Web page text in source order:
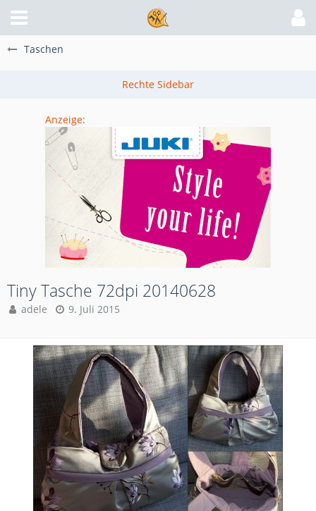
Taschen
Anzeige:
Tiny Tasche 72dpi 20140628
adele 9. Juli 2015